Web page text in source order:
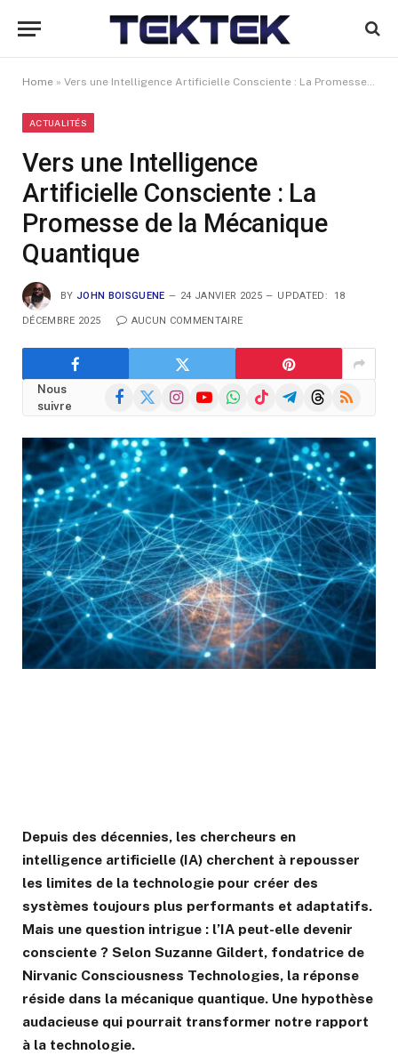
Home » Vers une Intelligence Artificielle Consciente : La Promesse de la Mécanique Quantique
ACTUALITÉS
Vers une Intelligence
Artificielle Consciente : La
Promesse de la Mécanique
Quantique
BY JOHN BOISGUENE 24 JANVIER 2025 UPDATED: 18
DÉCEMBRE 2025 AUCUN COMMENTAIRE
Nous
suivre
Facebook
X
InstagramYouTubeWhatsAppTikTokTelegramThreads
RSS
Depuis des décennies, les chercheurs en
intelligence artificielle (IA) cherchent à repousser
les limites de la technologie pour créer des
systèmes toujours plus performants et adaptatifs.
Mais une question intrigue : l’IA peut-elle devenir
consciente ? Selon Suzanne Gildert, fondatrice de
Nirvanic Consciousness Technologies, la réponse
réside dans la mécanique quantique. Une hypothèse
audacieuse qui pourrait transformer notre rapport
à la technologie.